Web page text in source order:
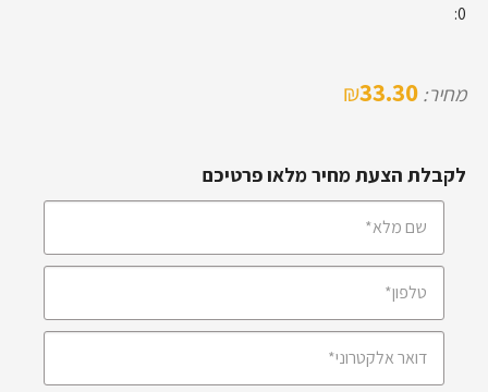
0:
מחיר: 33.30
₪
לקבלת הצעת מחיר מלאו פרטיכם